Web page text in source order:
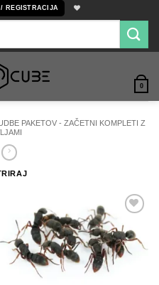
/ REGISTRACIJA
0
PAKETOV - ZAČETNI KOMPLETI Z